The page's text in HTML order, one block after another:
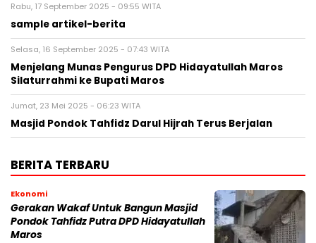
Rabu, 17 September 2025 - 09:55 WITA
sample artikel-berita
Selasa, 16 September 2025 - 07:43 WITA
Menjelang Munas Pengurus DPD Hidayatullah Maros
Silaturrahmi ke Bupati Maros
Jumat, 23 Mei 2025 - 06:23 WITA
Masjid Pondok Tahfidz Darul Hijrah Terus Berjalan
BERITA TERBARU
Ekonomi
Gerakan Wakaf Untuk Bangun Masjid
Pondok Tahfidz Putra DPD Hidayatullah
Maros